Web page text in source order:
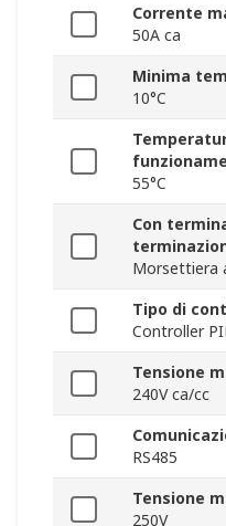
Corrente
50A ca
Minima
10°C
55°C
Con
Morsettiera
Tipo di
Controller
Tensione
240V ca/cc
RS485
Tensione
250V